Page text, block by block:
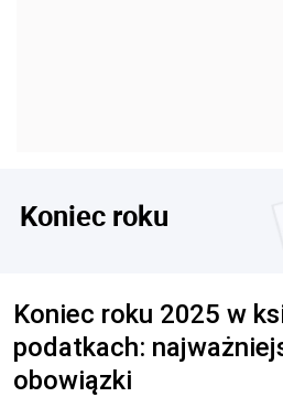
Koniec roku
Koniec roku 2025 w
podatkach:
obowiązki